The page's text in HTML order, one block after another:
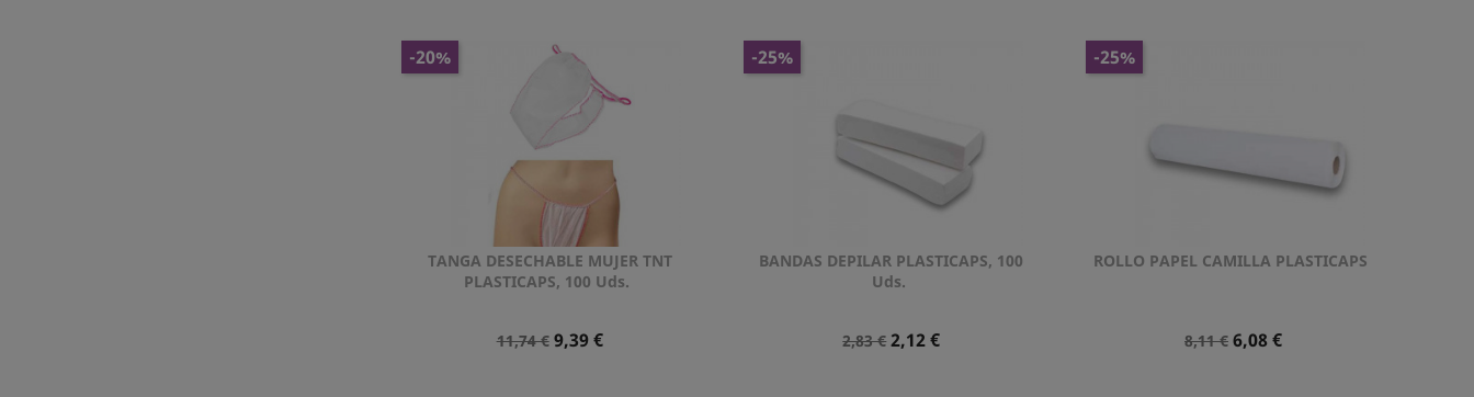
TANGA DESECHABLE MUJER TNT
PLASTICAPS, 100 Uds.
Precio
11,74 € Precio
9,39 €
-20%
Vista rápida
BANDAS DEPILAR PLASTICAPS, 100
Uds.
Precio
2,83 € Precio
2,12 €
-25%
Vista rápida ROLLO PAPEL CAMILLA PLASTICAPS
Precio
8,11 € Precio
6,08 €
-25%
Vista rápida